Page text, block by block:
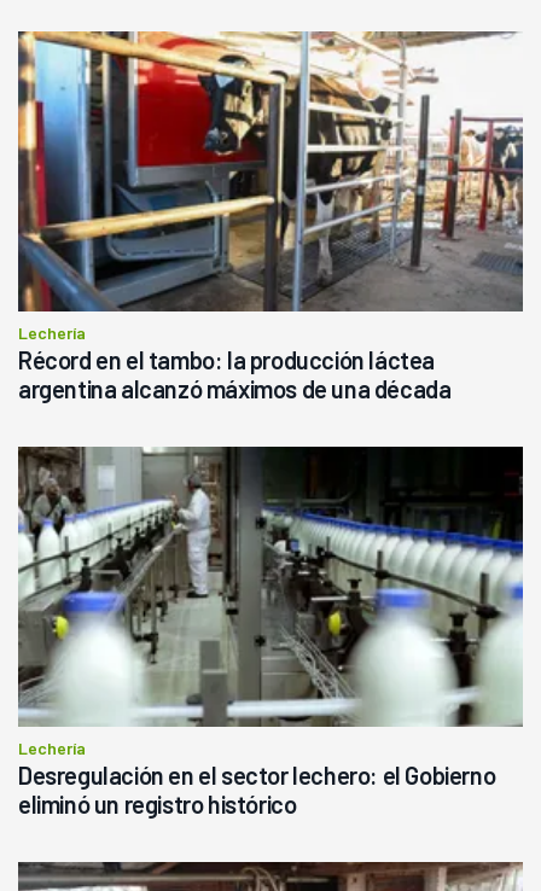
Lechería
Récord en el tambo: la producción láctea
argentina alcanzó máximos de una década
Lechería
Desregulación en el sector lechero: el Gobierno
eliminó un registro histórico